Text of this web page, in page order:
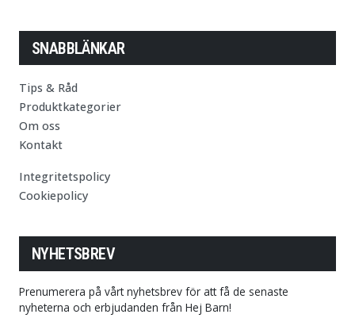
SNABBLÄNKAR
Tips & Råd
Produktkategorier
Om oss
Kontakt
Integritetspolicy
Cookiepolicy
NYHETSBREV
Prenumerera på vårt nyhetsbrev för att få de senaste
nyheterna och erbjudanden från Hej Barn!